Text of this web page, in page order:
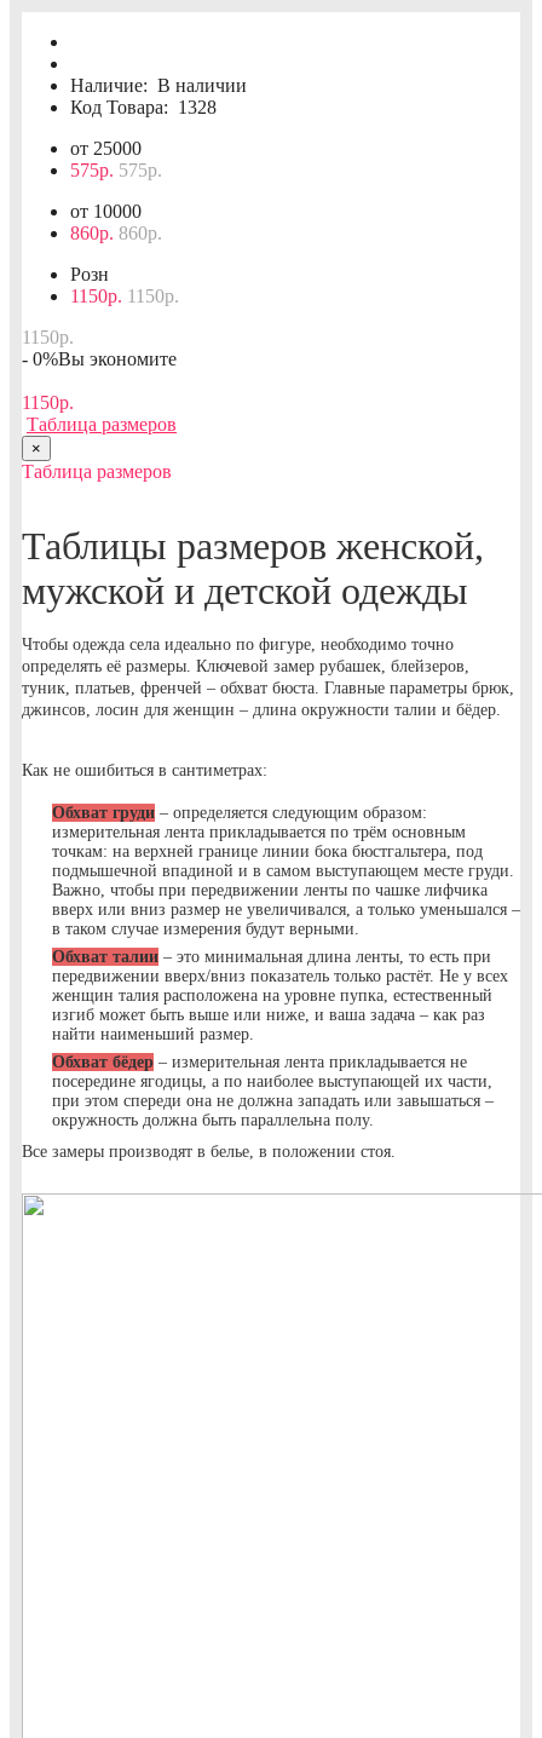
Наличие: В наличии
Код Товара: 1328
от 25000
575р. 575р.
от 10000
860р. 860р.
Розн
1150р. 1150р.
1150р.
- 0%Вы экономите
1150р.
Таблица размеров
×
Таблица размеров
Таблицы размеров женской,
мужской и детской одежды
Чтобы одежда села идеально по фигуре, необходимо точно
определять её размеры. Ключевой замер рубашек, блейзеров,
туник, платьев, френчей – обхват бюста. Главные параметры брюк,
джинсов, лосин для женщин – длина окружности талии и бёдер.
Как не ошибиться в сантиметрах:
Обхват груди – определяется следующим образом:
измерительная лента прикладывается по трём основным
точкам: на верхней границе линии бока бюстгальтера, под
подмышечной впадиной и в самом выступающем месте груди.
Важно, чтобы при передвижении ленты по чашке лифчика
вверх или вниз размер не увеличивался, а только уменьшался –
в таком случае измерения будут верными.
Обхват талии – это минимальная длина ленты, то есть при
передвижении вверх/вниз показатель только растёт. Не у всех
женщин талия расположена на уровне пупка, естественный
изгиб может быть выше или ниже, и ваша задача – как раз
найти наименьший размер.
Обхват бёдер – измерительная лента прикладывается не
посередине ягодицы, а по наиболее выступающей их части,
при этом спереди она не должна западать или завышаться –
окружность должна быть параллельна полу.
Все замеры производят в белье, в положении стоя.